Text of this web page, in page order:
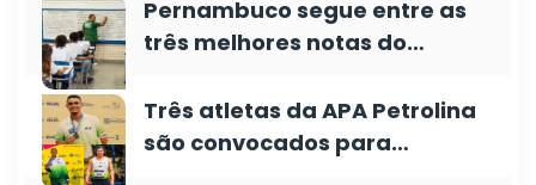
Pernambuco segue entre as
três melhores notas do…
Três atletas da APA Petrolina
são convocados para…